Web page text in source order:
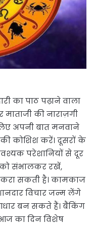
का पाठ पढ़ाने वाला
की नाराज़गी
अपनी बात मनवाने
कोशिश करें। दूसरों के
परेशानियों से दूर
को संभालकर रखें,
करा सकती है। कामकाज
विचार जन्म लेंगे
बन सकते हैं। बैंकिंग
आज का दिन विशेष